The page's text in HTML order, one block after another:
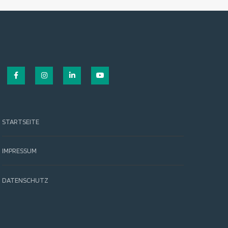
Facebook Instagram LinkedIn
STARTSEITE
IMPRESSUM
DATENSCHUTZ